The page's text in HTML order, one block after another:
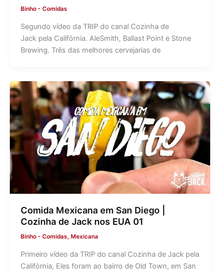
Binho - Comidas
Segundo vídeo da TRIP do canal Cozinha de
Jack pela Califórnia. AleSmith, Ballast Point e Stone
Brewing. Três das melhores cervejarias de
Comida Mexicana em San Diego |
Cozinha de Jack nos EUA 01
Binho - Comidas, Mexicana
Primeiro vídeo da TRIP do canal Cozinha de Jack pela
Califórnia, Eles foram ao bairro de Old Town, em San